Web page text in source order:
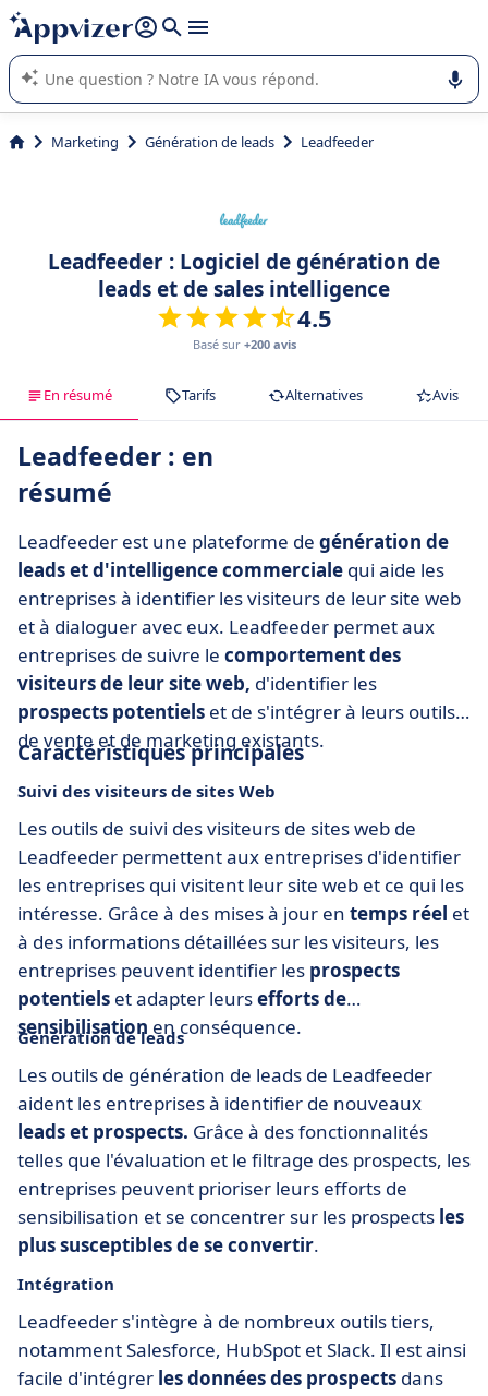
répondre (plusieurs lignes avec
L'IA de Appvizer vous guide dans l'utilisation ou la sélection de
logiciel SaaS en entreprise.
Marketing Génération de leads Leadfeeder
Leadfeeder : Logiciel de génération de
leads et de sales intelligence
4.5
Basé sur +200 avis
En résumé Tarifs Alternatives Avis
Leadfeeder : en
résumé
Leadfeeder est une plateforme de génération de
leads et d'intelligence commerciale qui aide les
entreprises à identifier les visiteurs de leur site web
et à dialoguer avec eux. Leadfeeder permet aux
entreprises de suivre le comportement des
visiteurs de leur site web, d'identifier les
prospects potentiels et de s'intégrer à leurs outils
de vente et de marketing existants.
Caractéristiques principales
Suivi des visiteurs de sites Web
Les outils de suivi des visiteurs de sites web de
Leadfeeder permettent aux entreprises d'identifier
les entreprises qui visitent leur site web et ce qui les
intéresse. Grâce à des mises à jour en temps réel et
à des informations détaillées sur les visiteurs, les
entreprises peuvent identifier les prospects
potentiels et adapter leursefforts de
sensibilisation en conséquence.
Génération de leads
Les outils de génération de leads de Leadfeeder
aident les entreprises à identifier de nouveaux
leads et prospects. Grâce à des fonctionnalités
telles que l'évaluation et le filtrage des prospects, les
entreprises peuvent prioriser leurs efforts de
sensibilisation et se concentrer sur les prospects les
plus susceptibles de se convertir.
Intégration
Leadfeeder s'intègre à de nombreux outils tiers,
notamment Salesforce, HubSpot et Slack. Il est ainsi
facile d'intégrer les données des prospects dans